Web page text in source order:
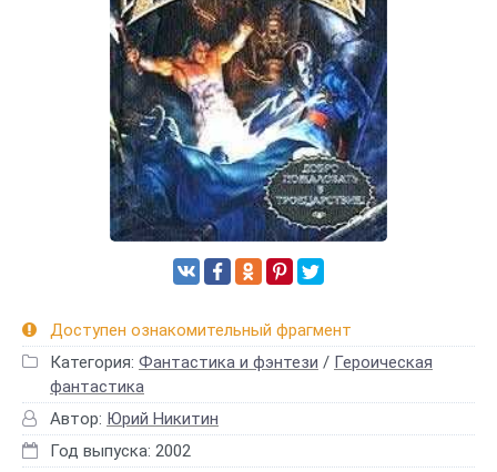
Доступен ознакомительный фрагмент
Категория: Фантастика и фэнтези / Героическая
фантастика
Автор: Юрий Никитин
Год выпуска: 2002